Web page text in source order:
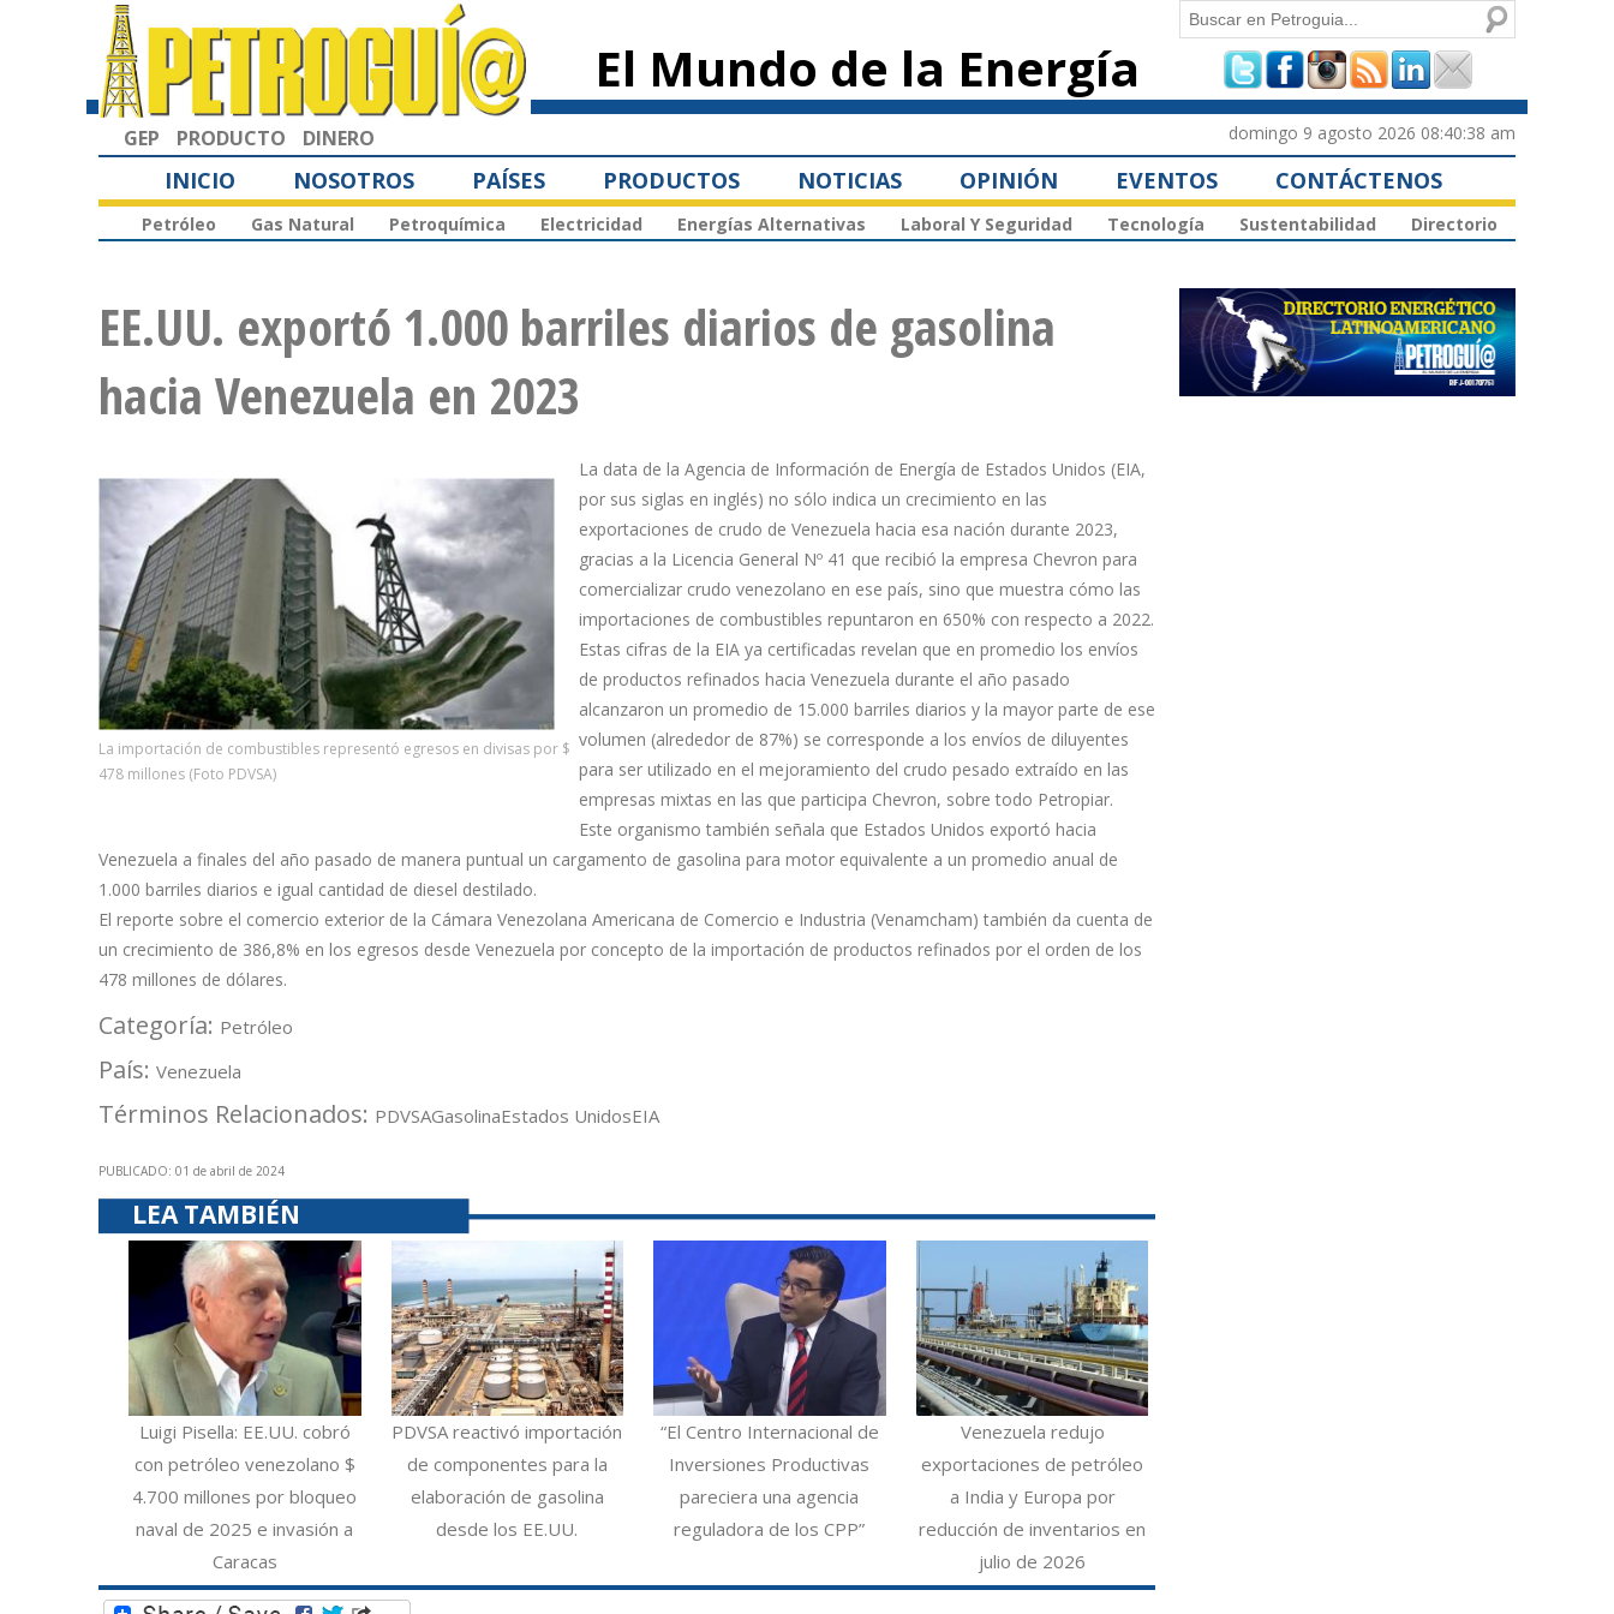
principal
El Mundo de la Energía
Formulario de
búsqueda
Buscar
GEP PRODUCTO DINERO domingo 9 agosto 2026 08:40:38 am
INICIO NOSOTROS PAÍSES PRODUCTOS NOTICIAS OPINIÓN EVENTOS CONTÁCTENOS
Petróleo Gas Natural Petroquímica Electricidad Energías Alternativas Laboral Y Seguridad Tecnología Sustentabilidad Directorio
EE.UU. exportó 1.000 barriles diarios de gasolina
hacia Venezuela en 2023
La importación de combustibles representó egresos en divisas por $
478 millones (Foto PDVSA)
La data de la Agencia de Información de Energía de Estados Unidos (EIA,
por sus siglas en inglés) no sólo indica un crecimiento en las
exportaciones de crudo de Venezuela hacia esa nación durante 2023,
gracias a la Licencia General Nº 41 que recibió la empresa Chevron para
comercializar crudo venezolano en ese país, sino que muestra cómo las
importaciones de combustibles repuntaron en 650% con respecto a 2022.
Estas cifras de la EIA ya certificadas revelan que en promedio los envíos
de productos refinados hacia Venezuela durante el año pasado
alcanzaron un promedio de 15.000 barriles diarios y la mayor parte de ese
volumen (alrededor de 87%) se corresponde a los envíos de diluyentes
para ser utilizado en el mejoramiento del crudo pesado extraído en las
empresas mixtas en las que participa Chevron, sobre todo Petropiar.
Este organismo también señala que Estados Unidos exportó hacia
Venezuela a finales del año pasado de manera puntual un cargamento de gasolina para motor equivalente a un promedio anual de
1.000 barriles diarios e igual cantidad de diesel destilado.
El reporte sobre el comercio exterior de la Cámara Venezolana Americana de Comercio e Industria (Venamcham) también da cuenta de
un crecimiento de 386,8% en los egresos desde Venezuela por concepto de la importación de productos refinados por el orden de los
478 millones de dólares.
Categoría: Petróleo
País: Venezuela
Términos Relacionados: PDVSAGasolinaEstados UnidosEIA
PUBLICADO: 01 de abril de 2024
LEA TAMBIÉN
Luigi Pisella: EE.UU. cobró
con petróleo venezolano $
4.700 millones por bloqueo
naval de 2025 e invasión a
Caracas
PDVSA reactivó importación
de componentes para la
elaboración de gasolina
desde los EE.UU.
“El Centro Internacional de
Inversiones Productivas
pareciera una agencia
reguladora de los CPP”
Venezuela redujo
exportaciones de petróleo
a India y Europa por
reducción de inventarios en
julio de 2026